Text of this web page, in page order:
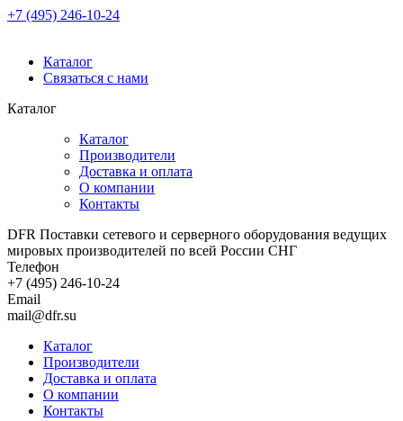
+7 (495) 246-10-24
Каталог
Связаться с нами
Каталог
Каталог
Производители
Доставка и оплата
О компании
Контакты
DFR Поставки сетевого и серверного оборудования ведущих
мировых производителей по всей России СНГ
Телефон
+7 (495) 246-10-24
Email
mail@dfr.su
Каталог
Производители
Доставка и оплата
О компании
Контакты